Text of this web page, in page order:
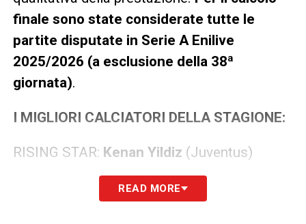
finale sono state considerate tutte le
partite disputate in Serie A Enilive
2025/2026 (a esclusione della 38ª
giornata).
I MIGLIORI CALCIATORI DELLA STAGIONE:
RISING STAR: Kenan Yildiz (Juventus)
MIGLIOR PORTIERE:Mile Svilar
READ MORE